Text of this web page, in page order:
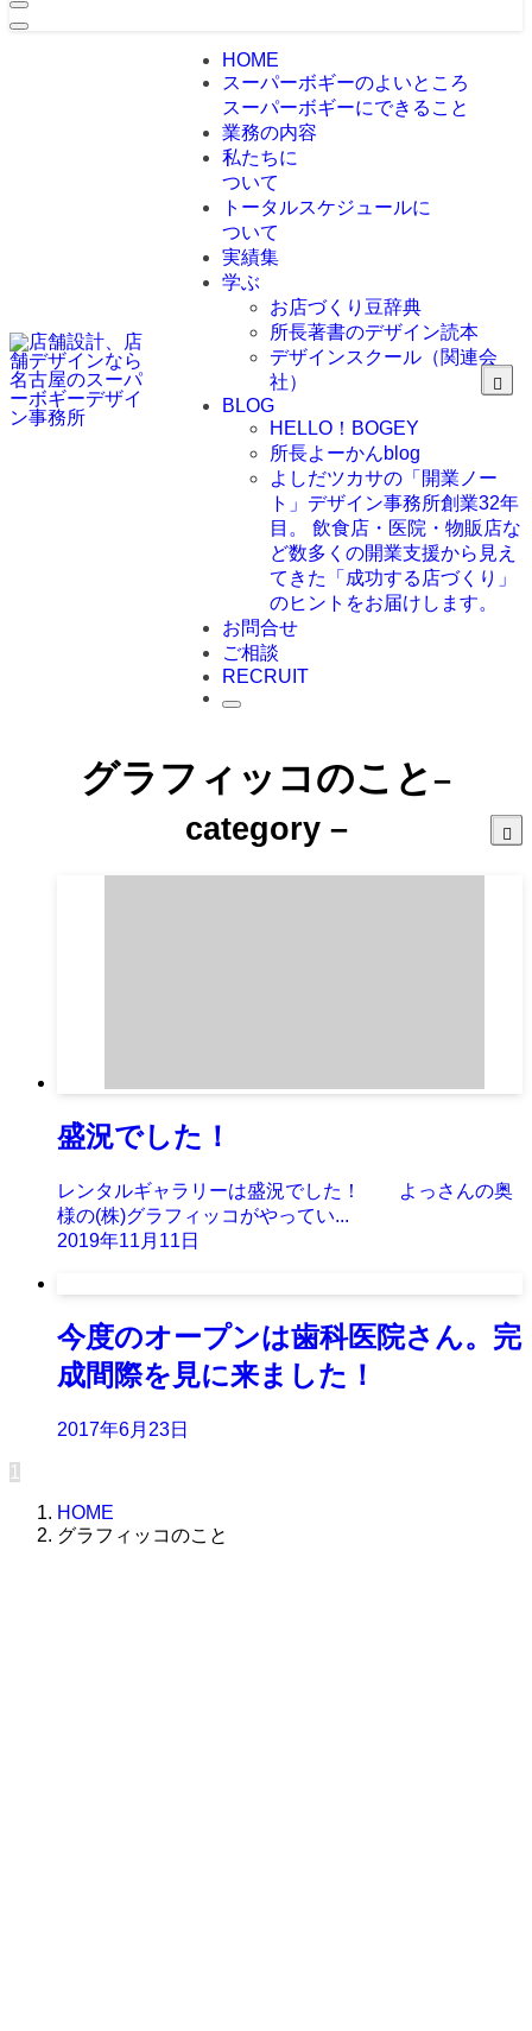
HOME
スーパーボギーのよいところ
スーパーボギーにできること
業務の内容
私たちに
ついて
トータルスケジュールに
ついて
実績集
学ぶ
お店づくり豆辞典
所長著書のデザイン読本
デザインスクール（関連会
社）
BLOG
HELLO！BOGEY
所長よーかんblog
よしだツカサの「開業ノー
ト」 デザイン事務所創業32年
目。 飲食店・医院・物販店な
ど数多くの開業支援から見え
てきた「成功する店づくり」
のヒントをお届けします。
お問合せ
ご相談
RECRUIT
グラフィッコのこと –
category –
盛況でした！
レンタルギャラリーは盛況でした！ よっさんの奥
様の(株)グラフィッコがやってい...
2019年11月11日
今度のオープンは歯科医院さん。完
成間際を見に来ました！
2017年6月23日
1
HOME
グラフィッコのこと